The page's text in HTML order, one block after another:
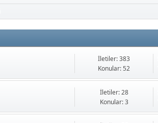
İletiler: 383
Konular: 52
İletiler: 28
Konular: 3